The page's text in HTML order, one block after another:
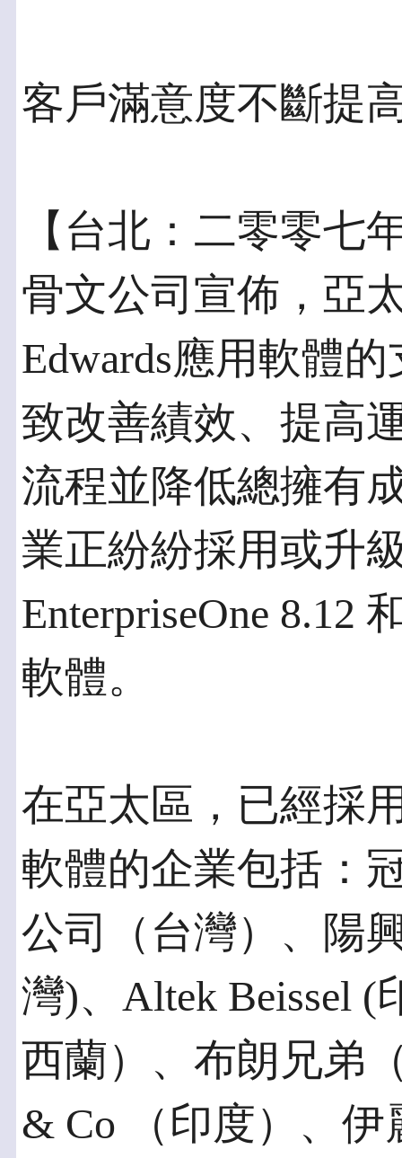
客戶滿意度不斷提
【台北：二零零
骨文公司宣佈，亞
Edwards應用軟體
致改善績效、提高
流程並降低總擁有
業正紛紛採用或升
EnterpriseOne 8.12
軟體。
在亞太區，已經採
軟體的企業包括：
公司（台灣）、陽
灣)、Altek Beissel
西蘭）、布朗兄弟
& Co （印度）、